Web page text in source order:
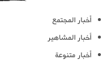
أخبار المجتمع
أخبار المشاهير
أخبار متنوعة